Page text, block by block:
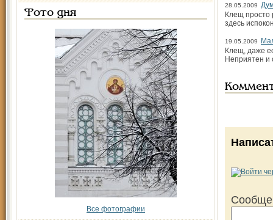
Фото дня
Все фотографии
28.05.2009
Клещ просто
здесь
19.05.2009
Клещ, даже
Неприятен и